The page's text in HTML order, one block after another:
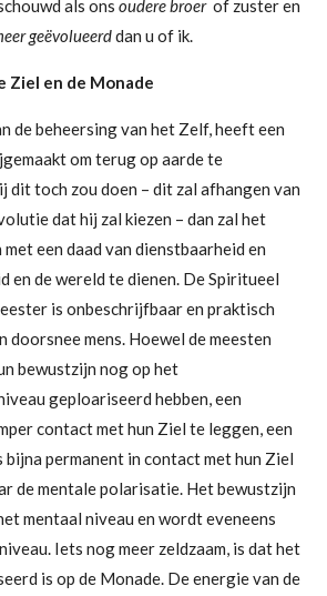
als ons oudere broerof zuster en
geëvolueerddan u of ik.
Ziel en de Monade
de beheersing van het Zelf, heeft een
om terug op aarde te
dit toch zou doen – dit zal afhangen van
dat hij zal kiezen – dan zal het
een daad van dienstbaarheid en
en de wereld te dienen. De Spiritueel
is onbeschrijfbaar en praktisch
doorsnee mens. Hoewel de meesten
bewustzijn nog op het
geploariseerd hebben, een
contact met hun Ziel te leggen, een
bijna permanent in contact met hun Ziel
de mentale polarisatie. Het bewustzijn
mentaal niveau en wordt eveneens
Iets nog meer zeldzaam, is dat het
is op de Monade. De energie van de